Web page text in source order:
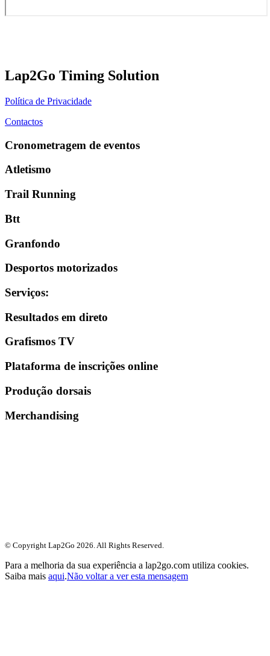
Lap2Go Timing Solution
Política de Privacidade
Contactos
Cronometragem de eventos
Atletismo
Trail Running
Btt
Granfondo
Desportos motorizados
Serviços:
Resultados em direto
Grafismos TV
Plataforma de inscrições online
Produção dorsais
Merchandising
© Copyright Lap2Go 2026. All Rights Reserved.
Para a melhoria da sua experiência a lap2go.com utiliza cookies.
Saiba mais aqui.Não voltar a ver esta mensagem